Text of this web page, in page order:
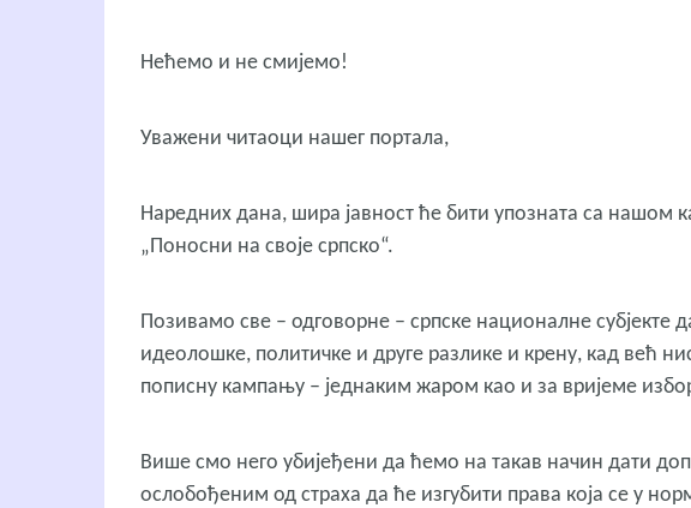
Нећемо и не смијемо!
Уважени читаоци нашег портала,
Наредних дана, шира јавност ће бити упозната са нашом
„Поносни на своје српско“.
Позивамо све – одговорне – српске националне субјекте
идеолошке, политичке и друге разлике и крену, кад већ
пописну кампању – једнаким жаром као и за вријеме
Више смо него убијеђени да ћемо на такав начин дати
ослобођеним од страха да ће изгубити права која се у